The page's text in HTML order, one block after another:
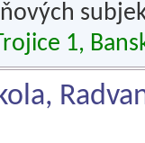
1,